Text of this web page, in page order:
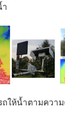
ให้น้ำตามควา